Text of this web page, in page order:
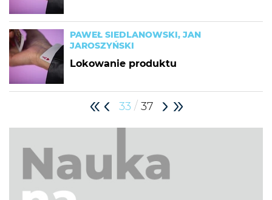
PAWEŁ SIEDLANOWSKI, JAN
JAROSZYŃSKI
Lokowanie produktu
33 / 37